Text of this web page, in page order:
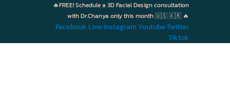
🔥FREE! Schedule a 3D Facial Design consultation
with Dr.Chanya only this month 🇺🇸 🇰🇷 🔥
Facebook Line Instagram Youtube Twitter
Tiktok